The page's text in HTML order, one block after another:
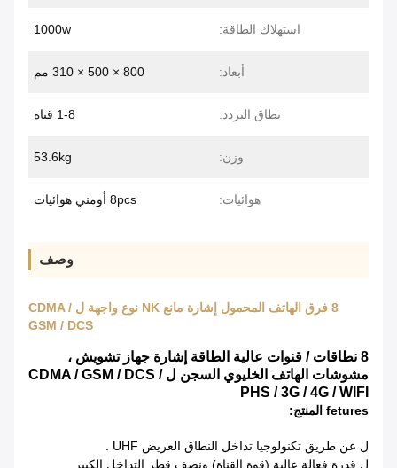
استهلاك الطاقة: 1000w
أبعاد: 800 × 500 × 310 مم
نطاق التردد: 1-8 قناة
وزن: 53.6kg
هوائيات: 8pcs أومني هوائيات
وصف
8 فرق الهاتف المحمول إشارة مانع NK نوع واجهة ل CDMA /
GSM / DCS
8 نطاقات / قنوات عالية الطاقة إشارة جهاز تشويش ،
مشوشات الهاتف الخليوي السجن ل CDMA / GSM / DCS /
PHS / 3G / 4G / WIFI
fetures المنتج:
ل عن طريق تكنولوجيا تداخل النطاق العريض UHF
.
ل قدرة فعالة عالية (قوة القناة) ونصف قطر التداخل الكبير.